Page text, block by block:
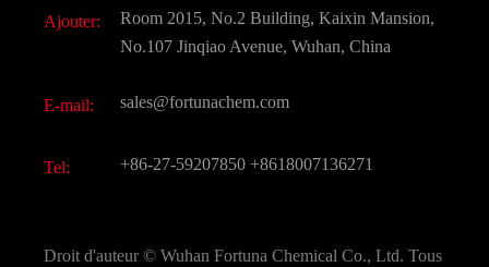
Saveurs et parfums
CAS chimiques
Ajouter:
Room 2015, No.2 Building, Kaixin Mansion,
No.107 Jinqiao Avenue, Wuhan, China
E-mail: sales@fortunachem.com
Tel: +86-27-59207850 +8618007136271
Droit d'auteur © Wuhan Fortuna Chemical Co., Ltd. Tous